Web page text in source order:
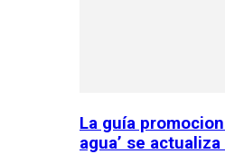
La guía
agua’ se